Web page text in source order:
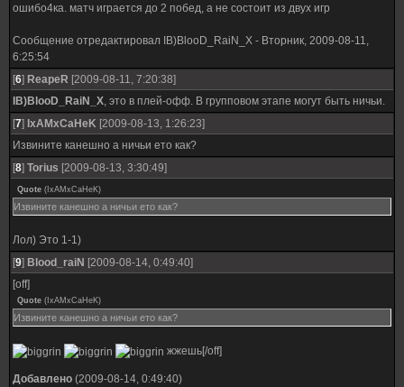
ошибо4ка. матч играется до 2 побед, а не состоит из двух игр
Сообщение отредактировал IB)BlooD_RaiN_X - Вторник, 2009-08-11,
6:25:54
[6] ReapeR [2009-08-11, 7:20:38]
IB)BlooD_RaiN_X, это в плей-офф. В групповом этапе могут быть ничьи.
[7] IxAMxCaHeK [2009-08-13, 1:26:23]
Извините канешно а ничьи ето как?
[8] Torius [2009-08-13, 3:30:49]
Quote ( IxAMxCaHeK)
Извините канешно а ничьи ето как?
Лол) Это 1-1)
[9] Blood_raiN [2009-08-14, 0:49:40]
[off]
Quote ( IxAMxCaHeK)
Извините канешно а ничьи ето как?
жжешь[/off]
Добавлено (2009-08-14, 0:49:40)